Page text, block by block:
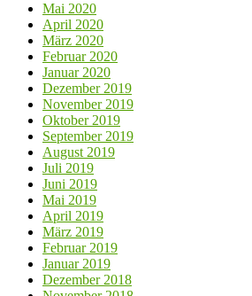
Mai 2020
April 2020
März 2020
Februar 2020
Januar 2020
Dezember 2019
November 2019
Oktober 2019
September 2019
August 2019
Juli 2019
Juni 2019
Mai 2019
April 2019
März 2019
Februar 2019
Januar 2019
Dezember 2018